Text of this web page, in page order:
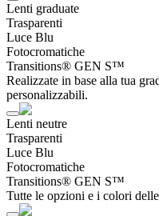
Lenti graduate
Trasparenti
Luce Blu
Fotocromatiche
Transitions® GEN S™
Realizzate in base alla tua
personalizzabili.
Lenti neutre
Trasparenti
Luce Blu
Fotocromatiche
Transitions® GEN S™
Tutte le opzioni e i colori